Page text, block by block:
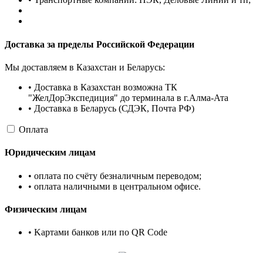
Доставка за пределы Российской Федерации
Мы доставляем в Казахстан и Беларусь:
• Доставка в Казахстан возможна ТК
"ЖелДорЭкспедиция" до терминала в г.Алма-Ата
• Доставка в Беларусь (СДЭК, Почта РФ)
Оплата
Юридическим лицам
• оплата по счёту безналичным переводом;
• оплата наличными в центральном офисе.
Физическим лицам
• Kартами банков или по QR Code